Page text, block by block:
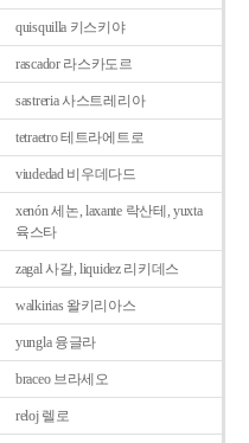
quisquilla 키스키야
rascador 라스카도르
sastreria 사스트레리아
tetraetro 테트라에트로
viudedad 비우데다드
xenón 세논, laxante 락산테, yuxta
육스타
zagal 사갈, liquidez 리키데스
walkirias 왈키리아스
yungla 융글라
braceo 브라세오
reloj 렐로